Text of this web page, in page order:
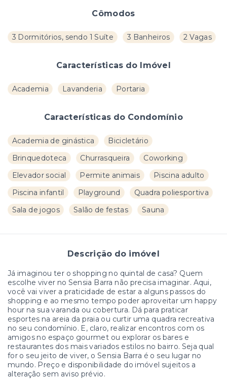
Cômodos
3 Dormitórios, sendo 1 Suíte 3 Banheiros 2 Vagas
Características do Imóvel
Academia Lavanderia Portaria
Características do Condomínio
Academia de ginástica
Bicicletário
Brinquedoteca
Churrasqueira
Coworking
Elevador social
Permite animais
Piscina adulto
Piscina infantil
Playground
Quadra poliesportiva
Sala de jogos
Salão de festas Sauna
Descrição do imóvel
Já imaginou ter o shopping no quintal de casa? Quem
escolhe viver no Sensia Barra não precisa imaginar. Aqui,
você vai viver a praticidade de estar a alguns passos do
shopping e ao mesmo tempo poder aproveitar um happy
hour na sua varanda ou cobertura. Dá para praticar
esportes na areia da praia ou curtir uma quadra recreativa
no seu condomínio. E, claro, realizar encontros com os
amigos no espaço gourmet ou explorar os bares e
restaurantes dos mais variados estilos no bairro. Seja qual
for o seu jeito de viver, o Sensia Barra é o seu lugar no
mundo. Preço e disponibilidade do imóvel sujeitos a
alteração sem aviso prévio.